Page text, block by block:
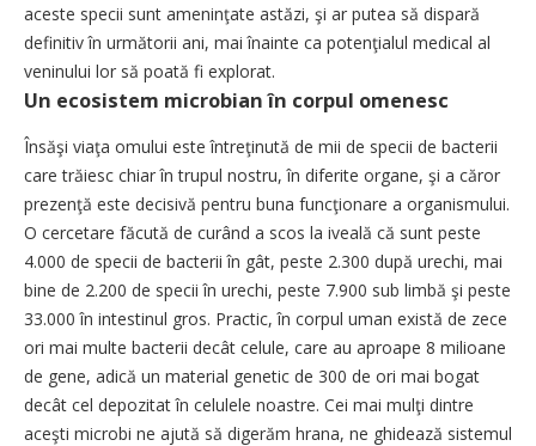
aceste specii sunt ameninţate astăzi, şi ar putea să dispară
definitiv în următorii ani, mai înainte ca potenţialul medical al
veninului lor să poată fi explorat.
Un ecosistem microbian în corpul omenesc
Însăşi viaţa omului este întreţinută de mii de specii de bacterii
care trăiesc chiar în trupul nostru, în diferite organe, şi a căror
prezenţă este decisivă pentru buna funcţionare a organismului.
O cercetare făcută de curând a scos la iveală că sunt peste
4.000 de specii de bacterii în gât, peste 2.300 după urechi, mai
bine de 2.200 de specii în urechi, peste 7.900 sub limbă şi peste
33.000 în intestinul gros. Practic, în corpul uman există de zece
ori mai multe bacterii decât celule, care au aproape 8 milioane
de gene, adică un material genetic de 300 de ori mai bogat
decât cel depozitat în celulele noastre. Cei mai mulţi dintre
aceşti microbi ne ajută să digerăm hrana, ne ghidează sistemul